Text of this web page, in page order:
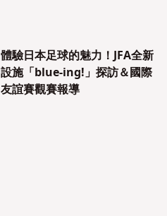
體驗日本足球的魅力！JFA全新
設施「blue-ing!」探訪＆國際
友誼賽觀賽報導